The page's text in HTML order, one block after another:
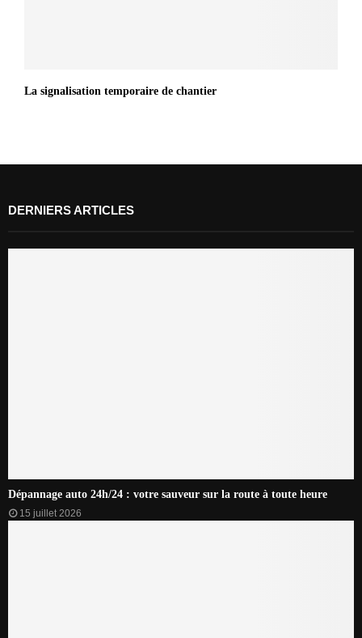
La signalisation temporaire de chantier
DERNIERS ARTICLES
Dépannage auto 24h/24 : votre sauveur sur la route à toute heure
15 juillet 2026